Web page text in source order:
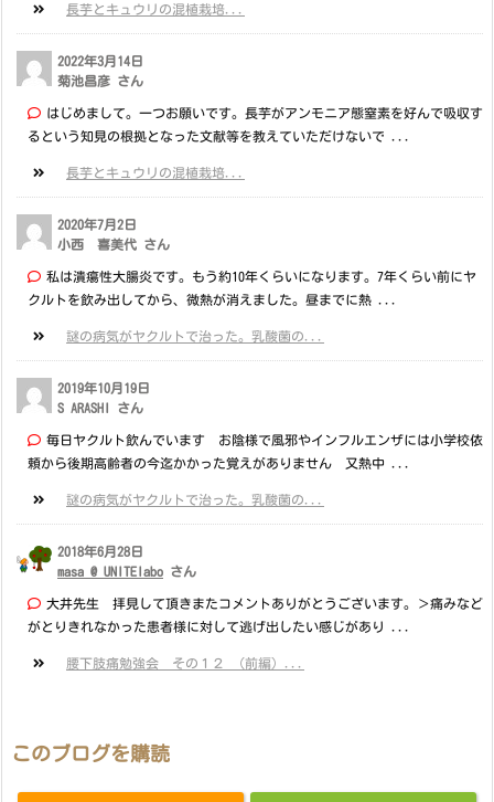
長芋とキュウリの混植栽培...
2022年3月14日
菊池昌彦 さん
はじめまして。一つお願いです。長芋がアンモニア態窒素を好んで吸収す
るという知見の根拠となった文献等を教えていただけないで ...
長芋とキュウリの混植栽培...
2020年7月2日
小西 喜美代 さん
私は潰瘍性大腸炎です。もう約10年くらいになります。7年くらい前にヤ
クルトを飲み出してから、微熱が消えました。昼までに熱 ...
謎の病気がヤクルトで治った。乳酸菌の...
2019年10月19日
S ARASHI さん
毎日ヤクルト飲んでいます お陰様で風邪やインフルエンザには小学校依
頼から後期高齢者の今迄かかった覚えがありません 又熱中 ...
謎の病気がヤクルトで治った。乳酸菌の...
2018年6月28日
masa @ UNITElabo さん
大井先生 拝見して頂きまたコメントありがとうございます。＞痛みなど
がとりきれなかった患者様に対して逃げ出したい感じがあり ...
腰下肢痛勉強会 その１２ （前編）...
このブログを購読